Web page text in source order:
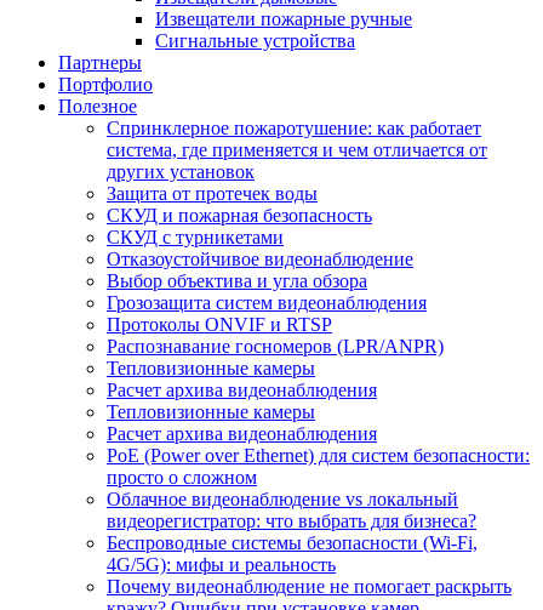
Извещатели пожарные ручные
Сигнальные устройства
Партнеры
Портфолио
Полезное
Спринклерное пожаротушение: как работает
система, где применяется и чем отличается от
других установок
Защита от протечек воды
СКУД и пожарная безопасность
СКУД с турникетами
Отказоустойчивое видеонаблюдение
Выбор объектива и угла обзора
Грозозащита систем видеонаблюдения
Протоколы ONVIF и RTSP
Распознавание госномеров (LPR/ANPR)
Тепловизионные камеры
Расчет архива видеонаблюдения
Тепловизионные камеры
Расчет архива видеонаблюдения
PoE (Power over Ethernet) для систем безопасности:
просто о сложном
Облачное видеонаблюдение vs локальный
видеорегистратор: что выбрать для бизнеса?
Беспроводные системы безопасности (Wi-Fi,
4G/5G): мифы и реальность
Почему видеонаблюдение не помогает раскрыть